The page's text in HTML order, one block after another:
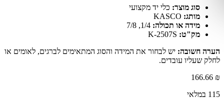
סוג מוצר: כלי יד מקצועי
מותג:
מידה או תכולה:
מק"ט:
הערה חשובה: יש לבחור את המידה והסוג המתאימים לברגים, לאומים או
לחלק שעליו עובדים.
166.66 ₪
115 במלאי